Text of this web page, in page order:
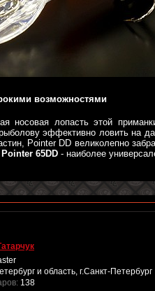
возможностями
носовая лопасть этой
эффективно ловить на
Pointer DD великолепно
Pointer 65DD - наиболее
и область, г.Санкт-Петербург
138